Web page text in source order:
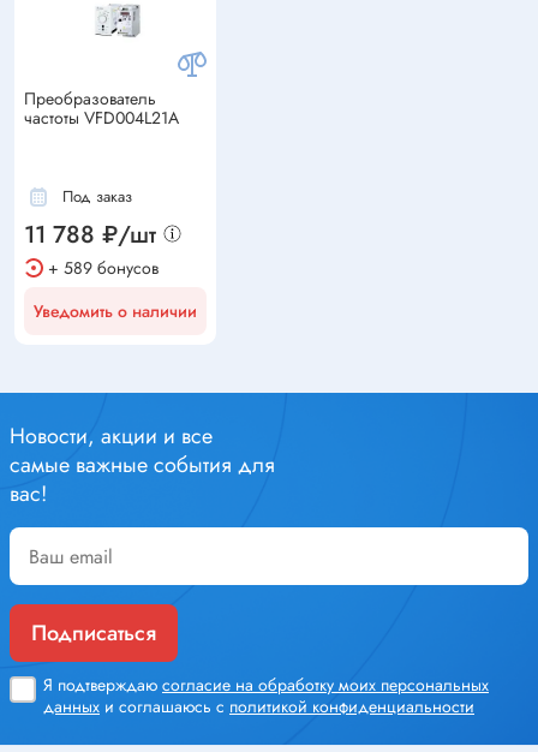
Преобразователь
частоты VFD004L21A
Под заказ
11 788 ₽/шт
+ 589 бонусов
Уведомить о наличии
Новости, акции и все
самые важные события для
вас!
Подписаться
Я подтверждаю согласие на обработку моих персональных
данных и соглашаюсь с политикой конфиденциальности